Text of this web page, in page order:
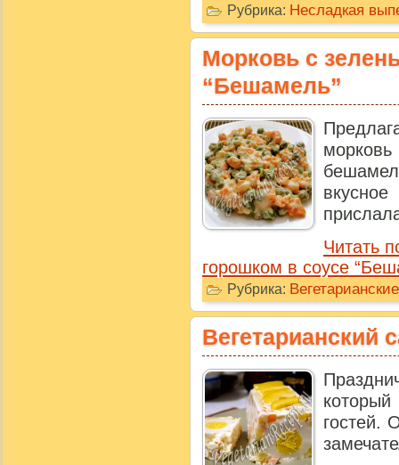
Рубрика: Несладкая
Морковь с
“Бешамель”
Читать
горошком в соусе
Рубрика:
Вегетарианский
гостей.